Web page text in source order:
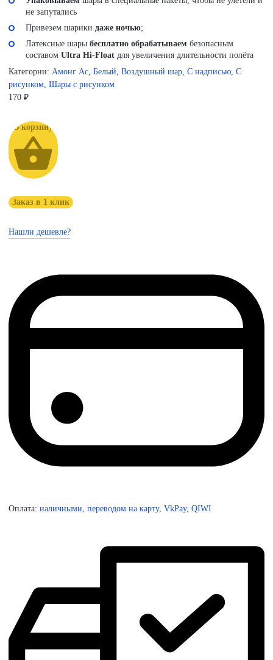
не запутались
Привезем шарики даже ночью;
Латексные шары бесплатно обрабатываем безопасным
составом Ultra Hi-Float для увеличения длительности полёта
Категории: Амонг Ас Белый Воздушный шар С надписью С
рисунком Шары с рисунком
170 ₽
Заказ в 1 клик
Нашли дешевле?
Оплата: наличными, переводом на карту, VkPay, QIWI